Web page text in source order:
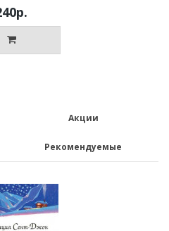
Акции
Рекомендуемые